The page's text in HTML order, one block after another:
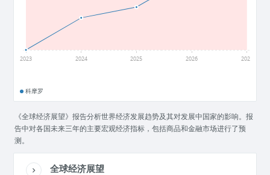
2023 2024 2025 2026 2027
科摩罗
《全球经济展望》报告分析世界经济发展趋势及其对发展中国家的影响。报
告中对各国未来三年的主要宏观经济指标，包括商品和金融市场进行了预
测。
全球经济展望